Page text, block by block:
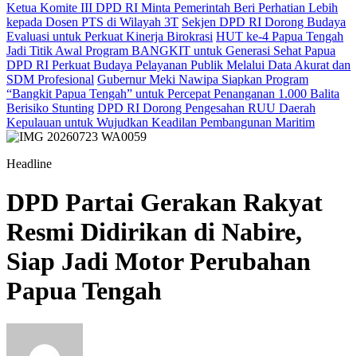
Ketua Komite III DPD RI Minta Pemerintah Beri Perhatian Lebih
kepada Dosen PTS di Wilayah 3T Sekjen DPD RI Dorong Budaya
Evaluasi untuk Perkuat Kinerja Birokrasi HUT ke-4 Papua Tengah
Jadi Titik Awal Program BANGKIT untuk Generasi Sehat Papua
DPD RI Perkuat Budaya Pelayanan Publik Melalui Data Akurat dan
SDM Profesional Gubernur Meki Nawipa Siapkan Program
“Bangkit Papua Tengah” untuk Percepat Penanganan 1.000 Balita
Berisiko Stunting DPD RI Dorong Pengesahan RUU Daerah
Kepulauan untuk Wujudkan Keadilan Pembangunan Maritim
Headline
DPD Partai Gerakan Rakyat
Resmi Didirikan di Nabire,
Siap Jadi Motor Perubahan
Papua Tengah